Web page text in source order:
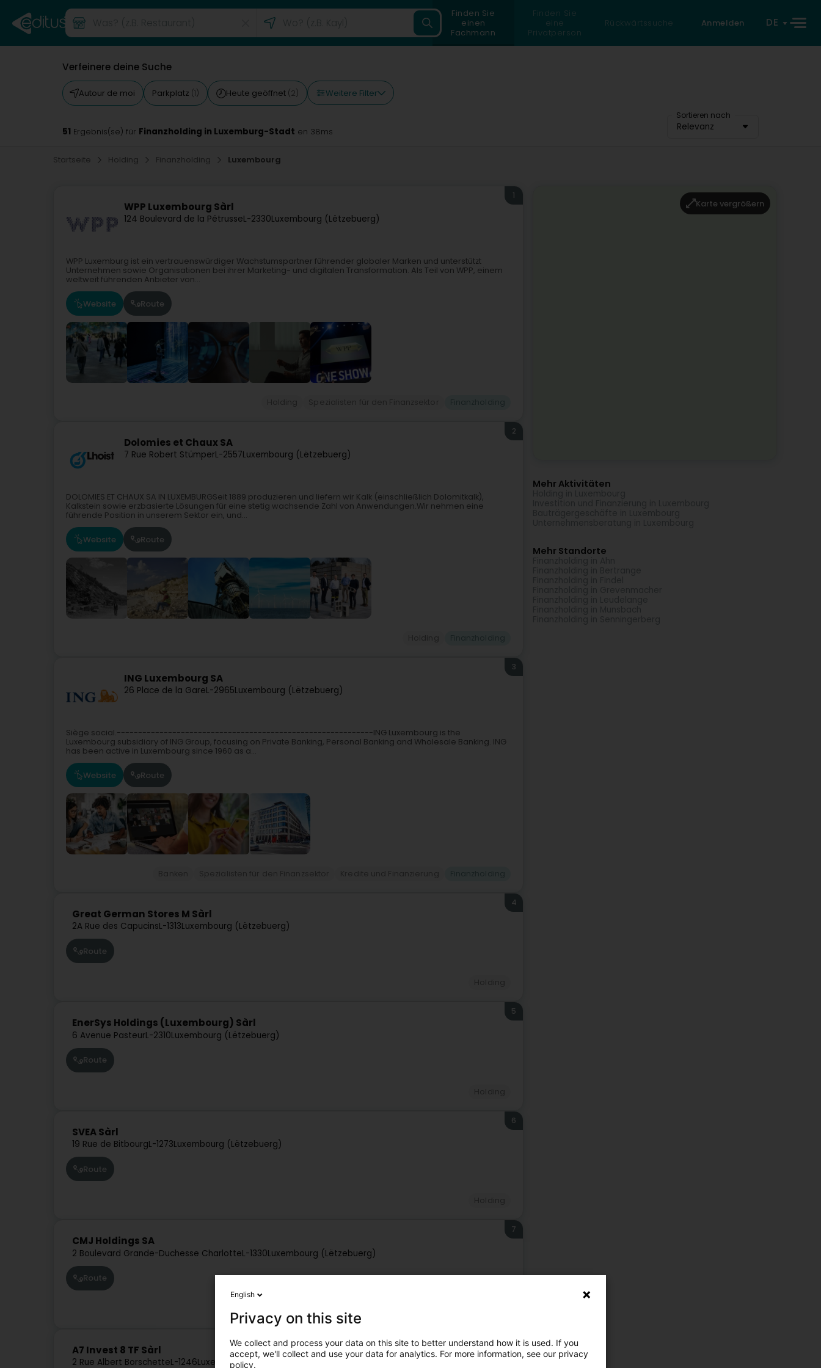
Finden Sie
einen
Fachmann
Finden Sie
eine
Privatperson
Rückwärtssuche Anmelden DE
Verfeinere deine Suche
Autour de moi Parkplatz (1) Heute geöffnet (2) Weitere Filter
Sortieren nach
Relevanz
51 Ergebnis(se) für Finanzholding in Luxemburg-Stadt en 38ms
Startseite Holding Finanzholding Luxembourg
WPP Luxembourg Sàrl
124 Boulevard de la PétrusseL-2330Luxembourg (Lëtzebuerg)
1
WPP Luxemburg ist ein vertrauenswürdiger Wachstumspartner führender globaler Marken und unterstützt
Unternehmen sowie Organisationen bei ihrer Marketing- und digitalen Transformation. Als Teil von WPP, einem
weltweit führenden Anbieter von...
Website Route
Dolomies et Chaux SA
7 Rue Robert StümperL-2557Luxembourg (Lëtzebuerg)
2
DOLOMIES ET CHAUX SA IN LUXEMBURGSeit 1889 produzieren und liefern wir Kalk (einschließlich Dolomitkalk),
Kalkstein sowie erzbasierte Lösungen für eine stetig wachsende Zahl von Anwendungen.Wir nehmen eine
führende Position in unserem Sektor ein, und...
Website Route
ING Luxembourg SA
26 Place de la GareL-2965Luxembourg (Lëtzebuerg)
3
Siège social.------------------------------------------------------------ING Luxembourg is the
Luxembourg subsidiary of ING Group, focusing on Private Banking, Personal Banking and Wholesale Banking. ING
has been active in Luxembourg since 1960 as a...
Website Route
Great German Stores M Sàrl
2A Rue des CapucinsL-1313Luxembourg (Lëtzebuerg)
4
Route
EnerSys Holdings (Luxembourg) Sàrl
6 Avenue PasteurL-2310Luxembourg (Lëtzebuerg)
5
Route
SVEA Sàrl
19 Rue de BitbourgL-1273Luxembourg (Lëtzebuerg)
6
Route
CMJ Holdings SA
2 Boulevard Grande-Duchesse CharlotteL-1330Luxembourg (Lëtzebuerg)
7
Route
A7 Invest 8 TF Sàrl
2 Rue Albert BorschetteL-1246Luxembourg (Lëtzebuerg)
Karte vergrößern
Mehr Aktivitäten
Mehr Standorte
English
Privacy on this site
We collect and process your data on this site to better understand how it is used. If you
accept, we'll collect and use your data for analytics. For more information, see our privacy
policy.